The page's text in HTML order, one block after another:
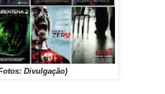
Divulgação)